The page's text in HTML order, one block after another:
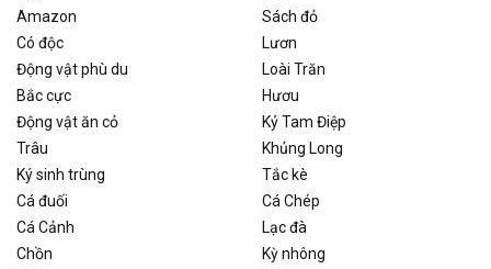
Amazon
Sách đỏ
Có độc
Lươn
Động vật phù du
Loài Trăn
Bắc cực
Hươu
Động vật ăn cỏ
Kỷ Tam Điệp
Trâu
Khủng Long
Ký sinh trùng
Tắc kè
Cá đuối
Cá Chép
Cá Cảnh
Lạc đà
Chồn
Kỳ nhông